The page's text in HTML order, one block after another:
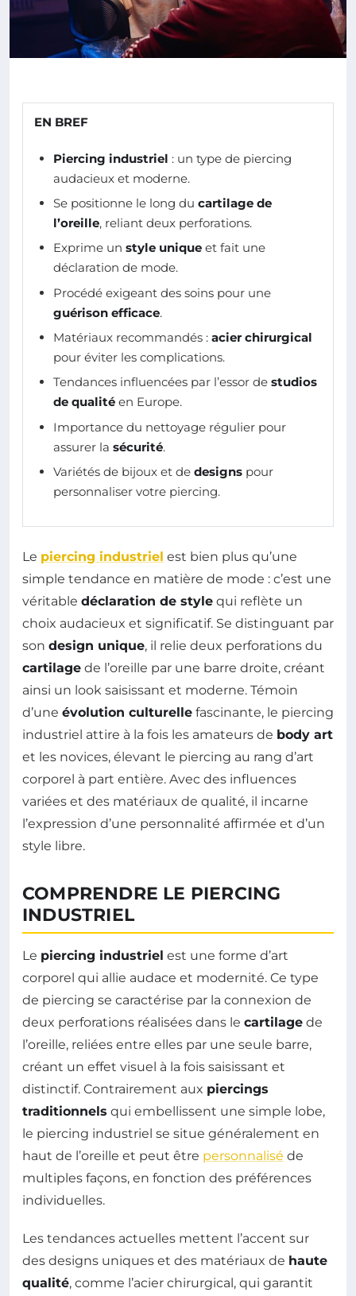
EN BREF
Piercing industriel : un type de piercing
audacieux et moderne.
Se positionne le long du cartilage de
l’oreille, reliant deux perforations.
Exprime un style unique et fait une
déclaration de mode.
Procédé exigeant des soins pour une
guérison efficace.
Matériaux recommandés : acier chirurgical
pour éviter les complications.
Tendances influencées par l’essor de studios
de qualité en Europe.
Importance du nettoyage régulier pour
assurer la sécurité.
Variétés de bijoux et de designs pour
personnaliser votre piercing.
Le piercing industriel est bien plus qu’une
simple tendance en matière de mode : c’est une
véritable déclaration de style qui reflète un
choix audacieux et significatif. Se distinguant par
son design unique, il relie deux perforations du
cartilage de l’oreille par une barre droite, créant
ainsi un look saisissant et moderne. Témoin
d’une évolution culturelle fascinante, le piercing
industriel attire à la fois les amateurs de body art
et les novices, élevant le piercing au rang d’art
corporel à part entière. Avec des influences
variées et des matériaux de qualité, il incarne
l’expression d’une personnalité affirmée et d’un
style libre.
COMPRENDRE LE PIERCING
INDUSTRIEL
Le piercing industriel est une forme d’art
corporel qui allie audace et modernité. Ce type
de piercing se caractérise par la connexion de
deux perforations réalisées dans le cartilage de
l’oreille, reliées entre elles par une seule barre,
créant un effet visuel à la fois saisissant et
distinctif. Contrairement aux piercings
traditionnels qui embellissent une simple lobe,
le piercing industriel se situe généralement en
haut de l’oreille et peut être personnalisé de
multiples façons, en fonction des préférences
individuelles.
Les tendances actuelles mettent l’accent sur
des designs uniques et des matériaux de haute
qualité, comme l’acier chirurgical, qui garantit